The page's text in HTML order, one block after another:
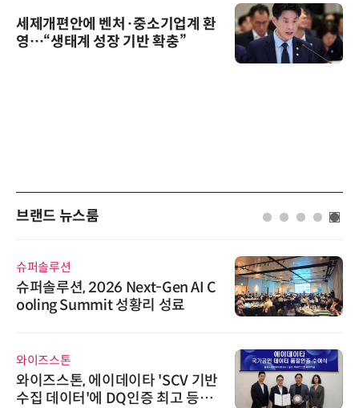
세제개편안에 벤처·중소기업계 환
영…“생태계 성장 기반 확충”
브랜드 뉴스룸
슈퍼솔루션
슈퍼솔루션, 2026 Next-Gen AI C
ooling Summit 성황리 성료
와이즈스톤
와이즈스톤, 에이데이타 'SCV 기반
수집 데이터'에 DQ인증 최고 등급